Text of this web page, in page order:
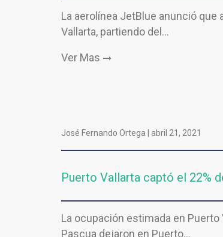
La aerolínea JetBlue anunció que
Vallarta, partiendo del…
Ver Mas
José Fernando Ortega | abril 21, 2021
Puerto Vallarta captó el 22%
La ocupación estimada en Puerto
Pascua dejaron en Puerto…